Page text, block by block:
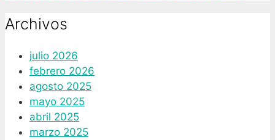
Archivos
julio 2026
febrero 2026
agosto 2025
mayo 2025
abril 2025
marzo 2025